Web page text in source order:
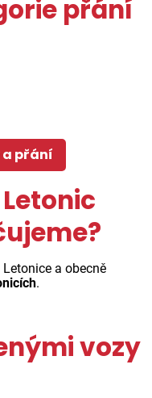
přání
a přání
a obecně
.
vozy